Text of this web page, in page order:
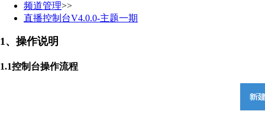
频道管理>>
直播控制台V4.0.0-主题一期
1、 操作说明
1.1控制台操作流程